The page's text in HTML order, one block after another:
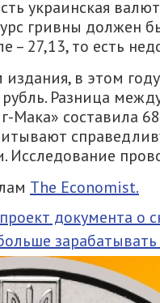
украинская
гривны должен
– 27,13, то есть
издания, в этом
Разница
Мака» составила
Исследование
The Economist.
документа о